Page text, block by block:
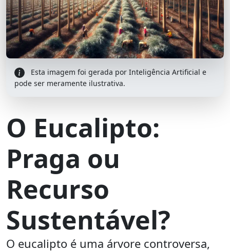
Esta imagem foi gerada por Inteligência Artificial e
pode ser meramente ilustrativa.
O Eucalipto:
Praga ou
Recurso
Sustentável?
O eucalipto é uma árvore controversa,